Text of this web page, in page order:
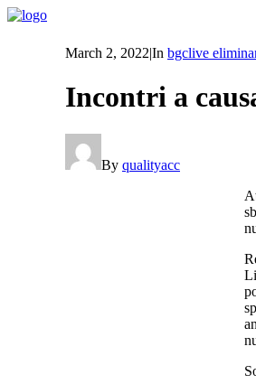
March 2, 2022|In bgclive
Incontri a
By qualityacc